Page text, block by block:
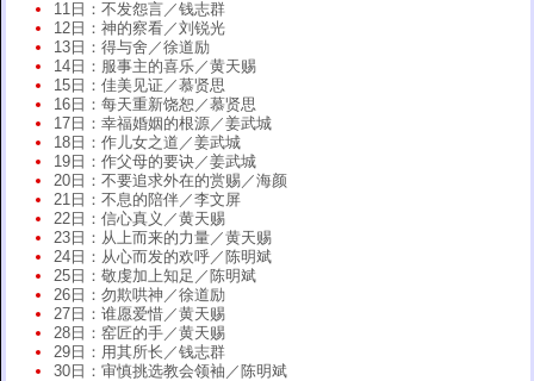
11日：不发怨言／钱志群
12日：神的察看／刘锐光
13日：得与舍／徐道励
14日：服事主的喜乐／黄天赐
15日：佳美见证／慕贤思
16日：每天重新饶恕／慕贤思
17日：幸福婚姻的根源／姜武城
18日：作儿女之道／姜武城
19日：作父母的要诀／姜武城
20日：不要追求外在的赏赐／海颜
21日：不息的陪伴／李文屏
22日：信心真义／黄天赐
23日：从上而来的力量／黄天赐
24日：从心而发的欢呼／陈明斌
25日：敬虔加上知足／陈明斌
26日：勿欺哄神／徐道励
27日：谁愿爱惜／黄天赐
28日：窑匠的手／黄天赐
29日：用其所长／钱志群
30日：审慎挑选教会领袖／陈明斌